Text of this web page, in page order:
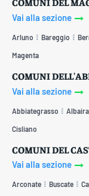
Vai alla sezione
Arluno Bareggio
Magenta
COMUNI
Vai alla sezione
Abbiategrasso
Cisliano
COMUNI DEL
Vai alla sezione
Arconate Buscate